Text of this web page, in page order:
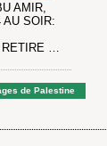
AMIR,
AU SOIR:
RETIRE …
de Palestine